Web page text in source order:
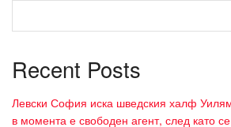
Recent Posts
Левски София иска шведския халф
в момента е свободен агент, след като